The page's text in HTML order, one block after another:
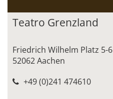
Teatro Grenzland
Friedrich Wilhelm Platz 5-6
52062 Aachen
+49 (0)241 474610